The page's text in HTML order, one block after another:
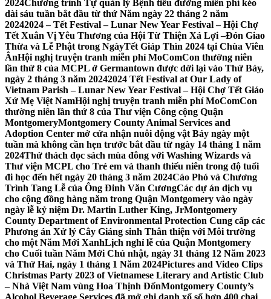
2024Chương trình Tự quản lý Bệnh tiểu đường miễn phí kéo
dài sáu tuần bắt đầu từ thứ Năm ngày 22 tháng 2 năm
20242024 – Tết Festival – Lunar New Year Festival – Hội Chợ
Tết Xuân Vị Yêu Thương của Hội Từ Thiện Xá Lợi –Đón Giao
Thừa và Lễ Phật trong NgàyTết Giáp Thìn 2024 tại Chùa Viên
ÂnHội nghị truyện tranh miễn phí MoComCon thường niên
lần thứ 8 của MCPL ở Germantown được dời lại vào Thứ Bảy,
ngày 2 tháng 3 năm 20242024 Tết Festival at Our Lady of
Vietnam Parish – Lunar New Year Festival – Hội Chợ Tết Giáo
Xứ Mẹ Việt NamHội nghị truyện tranh miễn phí MoComCon
thường niên lần thứ 8 của Thư viện Công cộng Quận
MontgomeryMontgomery County Animal Services and
Adoption Center mở cửa nhận nuôi động vật Bảy ngày một
tuần mà không cần hẹn trước bắt đầu từ ngày 14 tháng 1 năm
2024Thử thách đọc sách mùa đông với Washing Wizards và
Thư viện MCPL cho Trẻ em và thanh thiếu niên trong độ tuổi
đi học đến hết ngày 20 tháng 3 năm 2024Cáo Phó và Chương
Trình Tang Lễ của Ông Đinh Văn CươngCác dự án dịch vụ
cho cộng đồng hàng năm trong Quận Montgomery vào ngày
ngày lễ kỷ niệm Dr. Martin Luther King, JrMontgomery
County Department of Environmental Protection Cung cấp các
Phương án Xử lý Cây Giáng sinh Thân thiện với Môi trường
cho một Năm Mới XanhLịch nghỉ lễ của Quận Montgomery
cho Cuối tuần Năm Mới Chủ nhật, ngày 31 tháng 12 Năm 2023
và Thứ Hai, ngày 1 tháng 1 Năm 2024Pictures and Video Clips
Christmas Party 2023 of Vietnamese Literary and Artistic Club
– Nhà Việt Nam vùng Hoa Thịnh ĐốnMontgomery County’s
Alcohol Beverage Services đã mở ghi danh xổ số hơn 400 chai